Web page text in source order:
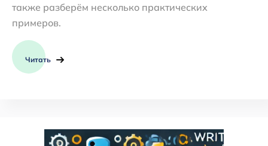
также разберём несколько практических
примеров.
Читать